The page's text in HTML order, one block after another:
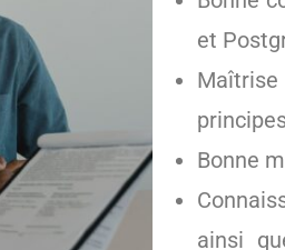
et
Bonne
ainsi